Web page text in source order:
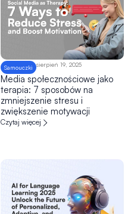
Samouczki sierpień 19, 2025
Media społecznościowe jako
terapia: 7 sposobów na
zmniejszenie stresu i
zwiększenie motywacji
Czytaj więcej